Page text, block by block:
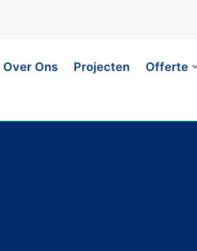
Over Ons Projecten Offerte